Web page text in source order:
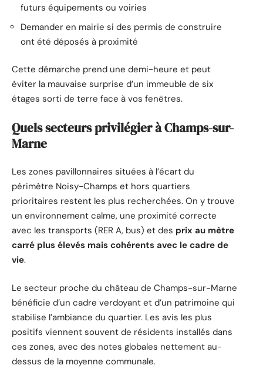
futurs équipements ou voiries
Demander en mairie si des permis de construire
ont été déposés à proximité
Cette démarche prend une demi-heure et peut
éviter la mauvaise surprise d’un immeuble de six
étages sorti de terre face à vos fenêtres.
Quels secteurs privilégier à Champs-sur-
Marne
Les zones pavillonnaires situées à l’écart du
périmètre Noisy-Champs et hors quartiers
prioritaires restent les plus recherchées. On y trouve
un environnement calme, une proximité correcte
avec les transports (RER A, bus) et des prix au mètre
carré plus élevés mais cohérents avec le cadre de
vie.
Le secteur proche du château de Champs-sur-Marne
bénéficie d’un cadre verdoyant et d’un patrimoine qui
stabilise l’ambiance du quartier. Les avis les plus
positifs viennent souvent de résidents installés dans
ces zones, avec des notes globales nettement au-
dessus de la moyenne communale.